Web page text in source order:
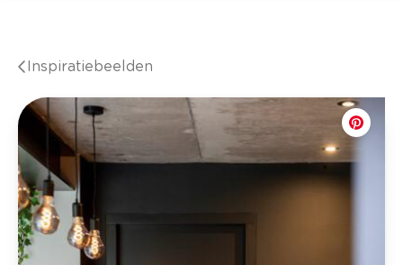
Inspiratiebeelden